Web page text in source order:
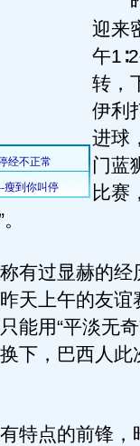
迎来
午
转，
伊利
进球
门蓝
比赛
过显赫的经
天上午的友谊
能用“平淡无
下，巴西人此
点的前锋，